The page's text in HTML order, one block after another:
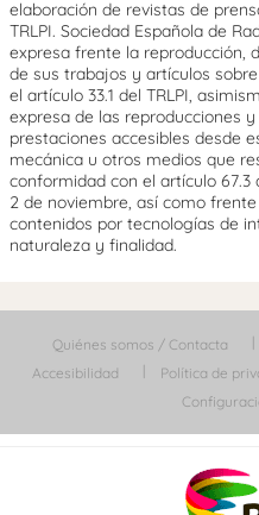
elaboración de revistas de
TRLPI. Sociedad Española de
expresa frente la reproducción,
de sus trabajos y artículos
el artículo 33.1 del TRLPI,
expresa de las reproducciones
prestaciones accesibles desde
mecánica u otros medios que
conformidad con el artículo
2 de noviembre, así como
contenidos por tecnologías de
naturaleza y finalidad.
Quiénes somos / Contacta
Accesibilidad
Política de